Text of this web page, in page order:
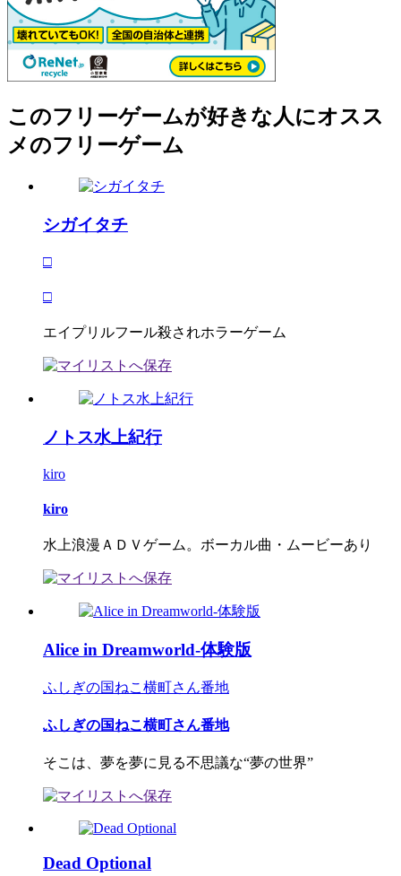
このフリーゲームが好きな人にオスス
メのフリーゲーム
シガイタチ
□
□
エイプリルフール殺されホラーゲーム
ノトス水上紀行
kiro
kiro
水上浪漫ＡＤＶゲーム。ボーカル曲・ムービーあり
Alice in Dreamworld-体験版
ふしぎの国ねこ横町さん番地
ふしぎの国ねこ横町さん番地
そこは、夢を夢に見る不思議な“夢の世界”
Dead Optional